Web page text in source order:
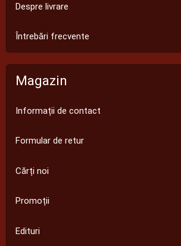
Despre livrare
Întrebări frecvente
Magazin
Informații de contact
Formular de retur
Cărți noi
Promoții
Edituri